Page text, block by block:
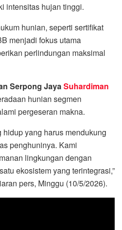
intensitas hujan tinggi.
hunian, seperti sertifikat
menjadi fokus utama
perlindungan maksimal
Serpong Jaya Suhardiman
hunian segmen
pergeseran makna.
hidup yang harus mendukung
penghuninya. Kami
lingkungan dengan
ekosistem yang terintegrasi,”
pers, Minggu (10/5/2026).